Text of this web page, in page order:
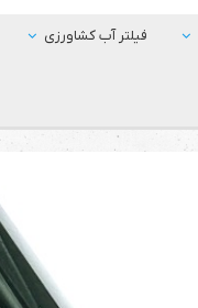
فیلتر آب کشاورزی